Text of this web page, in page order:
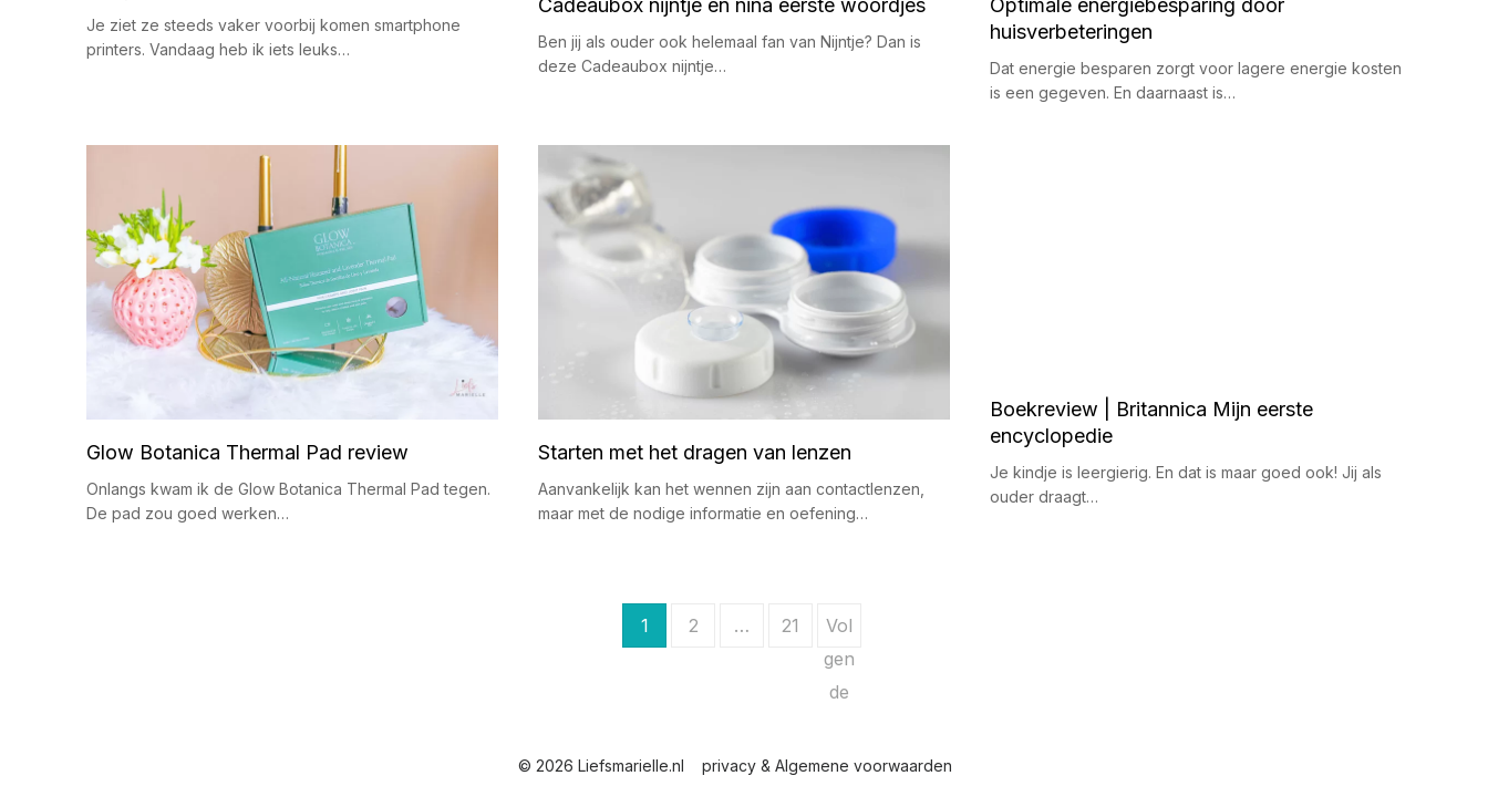
Je ziet ze steeds vaker voorbij komen smartphone
printers. Vandaag heb ik iets leuks…
Ben jij als ouder ook helemaal fan van Nijntje? Dan is
deze Cadeaubox nijntje…
huisverbeteringen
Dat energie besparen zorgt voor lagere energie kosten
is een gegeven. En daarnaast is…
Glow Botanica Thermal Pad review
Onlangs kwam ik de Glow Botanica Thermal Pad tegen.
De pad zou goed werken…
Starten met het dragen van lenzen
Aanvankelijk kan het wennen zijn aan contactlenzen,
maar met de nodige informatie en oefening…
Boekreview | Britannica Mijn eerste
encyclopedie
Je kindje is leergierig. En dat is maar goed ook! Jij als
ouder draagt…
1 2 … 21
Vol
gen
de
© 2026 Liefsmarielle.nl privacy & Algemene voorwaarden